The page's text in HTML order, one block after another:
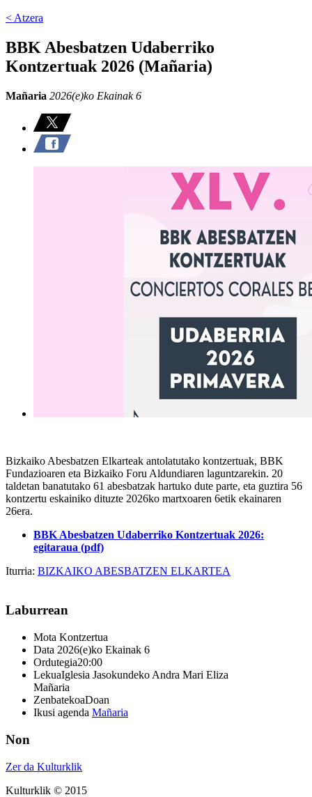
< Atzera
BBK Abesbatzen Udaberriko
Kontzertuak 2026 (Mañaria)
Mañaria 2026(e)ko Ekainak 6
Bizkaiko Abesbatzen Elkarteak antolatutako kontzertuak, BBK
Fundazioaren eta Bizkaiko Foru Aldundiaren laguntzarekin. 20
taldetan banatutako 61 abesbatzak hartuko dute parte, eta guztira 56
kontzertu eskainiko dituzte 2026ko martxoaren 6etik ekainaren
26era.
BBK Abesbatzen Udaberriko Kontzertuak 2026:
egitaraua (pdf)
Iturria: BIZKAIKO ABESBATZEN ELKARTEA
Laburrean
Mota Kontzertua
Data 2026(e)ko Ekainak 6
Ordutegia20:00
LekuaIglesia Jasokundeko Andra Mari Eliza
Mañaria
ZenbatekoaDoan
Ikusi agenda Mañaria
Non
Zer da Kulturklik
Kulturklik © 2015